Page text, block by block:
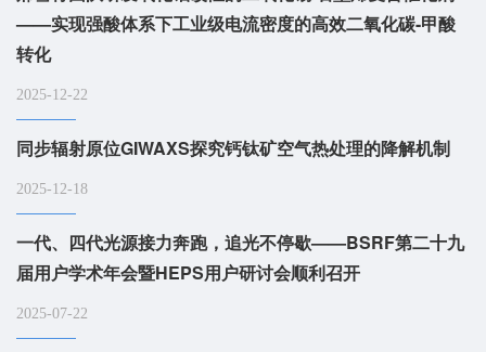
——实现强酸体系下工业级电流密度的高效二氧化碳-甲酸
转化
2025-12-22
同步辐射原位GIWAXS探究钙钛矿空气热处理的降解机制
2025-12-18
一代、四代光源接力奔跑，追光不停歇——BSRF第二十九
届用户学术年会暨HEPS用户研讨会顺利召开
2025-07-22